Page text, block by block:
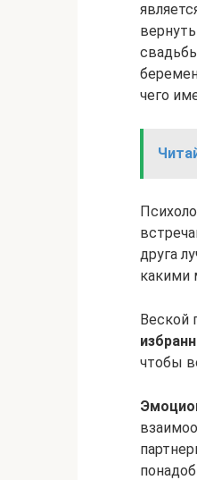
чего
друга
какими
Веской
чтобы